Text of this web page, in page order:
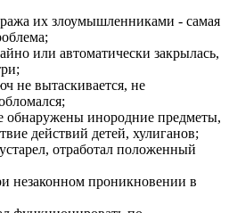
их злоумышленниками - самая
или автоматически закрылась,
не вытаскивается, не
обнаружены инородние предметы,
действий детей, хулиганов;
отработал положенный
незаконном проникновении в